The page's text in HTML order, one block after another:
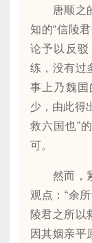
唐顺之的
知的“信陵
论予以反
练，没有过
事上乃魏
少，由此得
救六国也”
可。
然而，紧
观点：“余
陵君之所以
因其姻亲平